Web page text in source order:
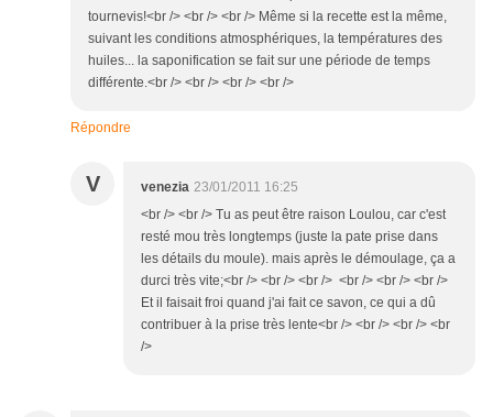
tournevis!<br /> <br /> <br /> Même si la recette est la même,
suivant les conditions atmosphériques, la températures des
huiles... la saponification se fait sur une période de temps
différente.<br /> <br /> <br /> <br />
Répondre
V venezia 23/01/2011 16:25
<br /> <br /> Tu as peut être raison Loulou, car c'est
resté mou très longtemps (juste la pate prise dans
les détails du moule). mais après le démoulage, ça a
durci très vite;<br /> <br /> <br /> <br /> <br /> <br />
Et il faisait froi quand j'ai fait ce savon, ce qui a dû
contribuer à la prise très lente<br /> <br /> <br /> <br
/>